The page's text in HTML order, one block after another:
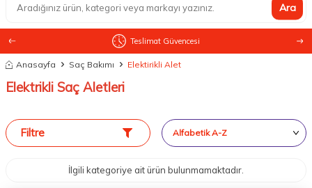
Ara
Teslimat Güvencesi
Anasayfa Saç Bakımı Elektirikli Alet
Elektrikli Saç Aletleri
Filtre
İlgili kategoriye ait ürün bulunmamaktadır.